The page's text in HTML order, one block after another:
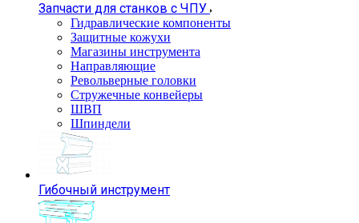
Запчасти для станков с ЧПУ
Гидравлические компоненты
Защитные кожухи
Магазины инструмента
Направляющие
Револьверные головки
Стружечные конвейеры
ШВП
Шпиндели
Гибочный инструмент